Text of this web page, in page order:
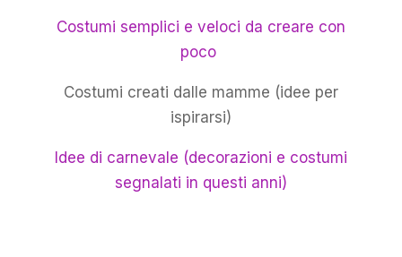
Costumi semplici e veloci da creare con
poco
Costumi creati dalle mamme (idee per
ispirarsi)
Idee di carnevale (decorazioni e costumi
segnalati in questi anni)